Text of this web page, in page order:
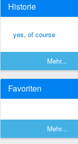
Historie
yes, of course
Mehr...
Favoriten
Mehr...